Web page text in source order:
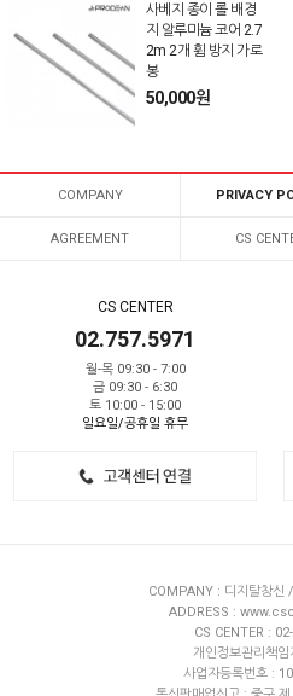
사베지 종이 롤 배경
지 알루미늄 코어 2.7
2m 2개 휨 방지 가로
봉
50,000원
COMPANY PRIVACY
AGREEMENT CS
CS CENTER
02.757.5971
월-목 09:30 - 7:00
금 09:30 - 6:30
토 10:00 - 15:00
일요일/공휴일 휴무
COMPANY : 디지탈창신
ADDRESS :
CS CENTER :
개인정보관리책임
사업자등록번호 :